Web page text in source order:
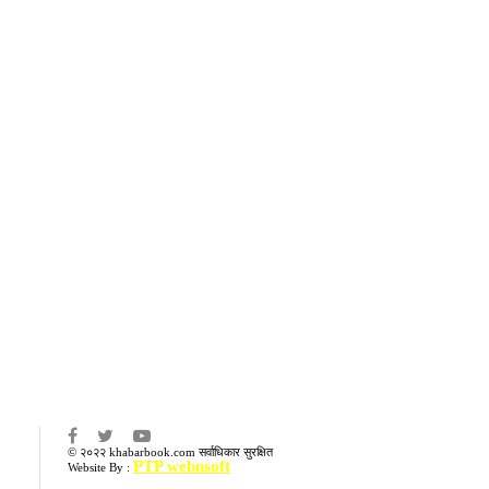
© २०२२ khabarbook.com सर्वाधिकार सुरक्षित
Website By : PTP webnsoft